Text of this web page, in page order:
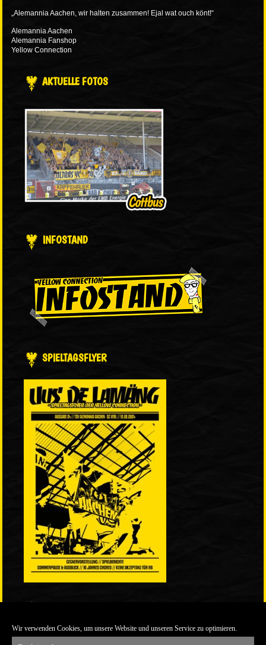
Wir verwenden Cookies, um unsere Website und unseren Service zu optimieren.
„Alemannia Aachen, wir halten zusammen! Ejal wat ouch könt!“
Alemannia Aachen
Alemannia Fanshop
Yellow Connection
AKTUELLE FOTOS
INFOSTAND
SPIELTAGSFLYER
ULTRABLOG DER YELLOW CONNECTION